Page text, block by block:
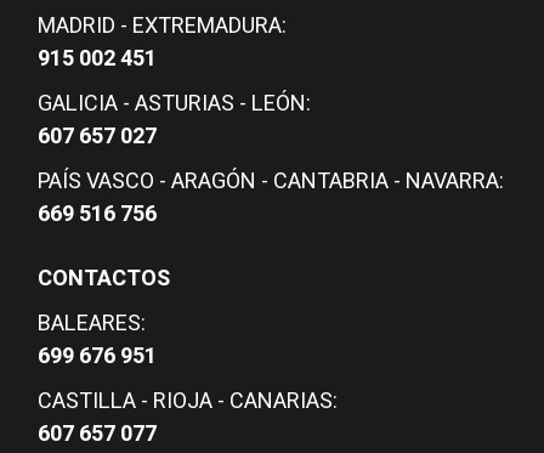
MADRID - EXTREMADURA:
915 002 451
GALICIA - ASTURIAS - LEÓN:
607 657 027
PAÍS VASCO - ARAGÓN - CANTABRIA - NAVARRA:
669 516 756
CONTACTOS
BALEARES:
699 676 951
CASTILLA - RIOJA - CANARIAS:
607 657 077